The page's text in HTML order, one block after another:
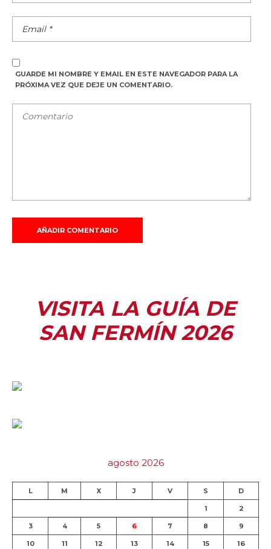
GUARDE MI NOMBRE Y EMAIL EN ESTE NAVEGADOR PARA LA
PRÓXIMA VEZ QUE DEJE UN COMENTARIO.
VISITA LA GUÍA DE
SAN FERMÍN 2026
agosto 2026
L M X J V S D
1 2
3 4 5 6 7 8 9
10 11 12 13 14 15 16